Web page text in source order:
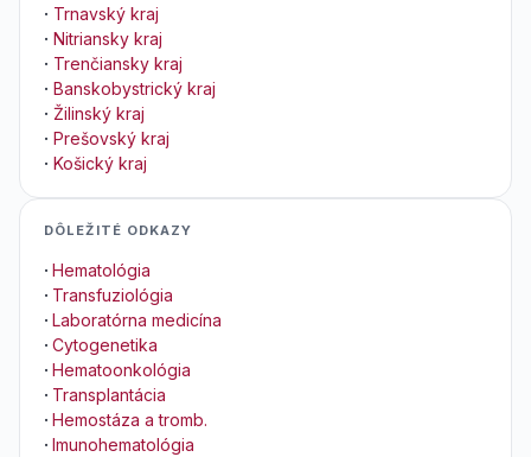
· Trnavský kraj
· Nitriansky kraj
· Trenčiansky kraj
· Banskobystrický kraj
· Žilinský kraj
· Prešovský kraj
· Košický kraj
DÔLEŽITÉ ODKAZY
· Hematológia
· Transfuziológia
· Laboratórna medicína
· Cytogenetika
· Hematoonkológia
· Transplantácia
· Hemostáza a tromb.
· Imunohematológia